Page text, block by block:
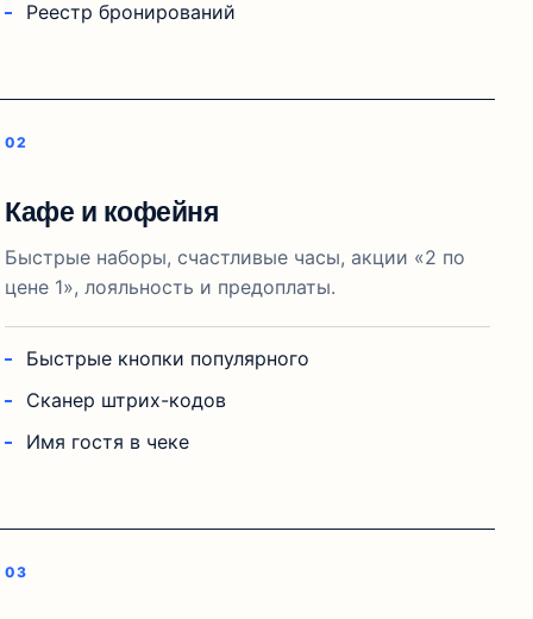
Реестр бронирований
Кафе и кофейня
Быстрые наборы, счастливые часы, акции «2 по
цене 1», лояльность и предоплаты.
Быстрые кнопки популярного
Сканер штрих-кодов
Имя гостя в чеке